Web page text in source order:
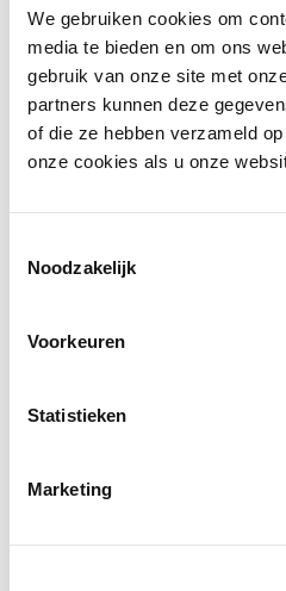
We gebruiken cookies om
media te bieden en om ons
gebruik van onze site met
partners kunnen deze
of die ze hebben verzameld
onze cookies als u onze
Noodzakelijk
Voorkeuren
Statistieken
Marketing
Socials